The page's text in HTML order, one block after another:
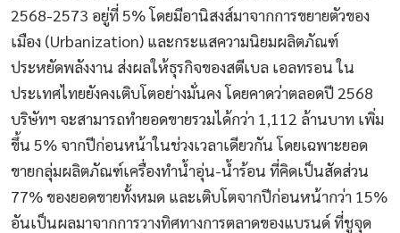
2568-2573 อยู่ที่ 5% โดยมีอานิสงส์มาจากการขยายตัวของ
เมือง (Urbanization) และกระแสความนิยมผลิตภัณฑ์
ประหยัดพลังงาน ส่งผลให้ธุรกิจของสตีเบล เอลทรอน ใน
ประเทศไทยยังคงเติบโตอย่างมั่นคง โดยคาดว่าตลอดปี 2568
บริษัทฯ จะสามารถทำยอดขายรวมได้กว่า 1,112 ล้านบาท เพิ่ม
ขึ้น 5% จากปีก่อนหน้าในช่วงเวลาเดียวกัน โดยเฉพาะยอด
ขายกลุ่มผลิตภัณฑ์เครื่องทำน้ำอุ่น-น้ำร้อน ที่คิดเป็นสัดส่วน
77% ของยอดขายทั้งหมด และเติบโตจากปีก่อนหน้ากว่า 15%
อันเป็นผลมาจากการวางทิศทางการตลาดของแบรนด์ ที่ชูจุด